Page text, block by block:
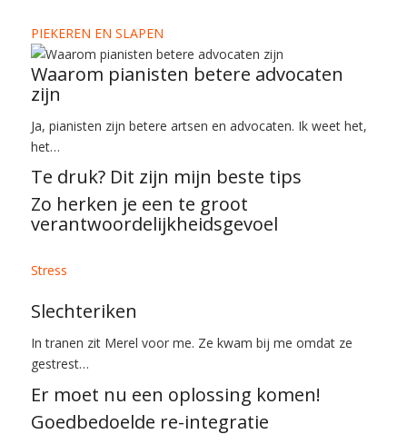
PIEKEREN EN SLAPEN
Waarom pianisten betere advocaten
zijn
Ja, pianisten zijn betere artsen en advocaten. Ik weet het,
het…
Te druk? Dit zijn mijn beste tips
Zo herken je een te groot
verantwoordelijkheidsgevoel
Stress
Slechteriken
In tranen zit Merel voor me. Ze kwam bij me omdat ze
gestrest…
Er moet nu een oplossing komen!
Goedbedoelde re-integratie